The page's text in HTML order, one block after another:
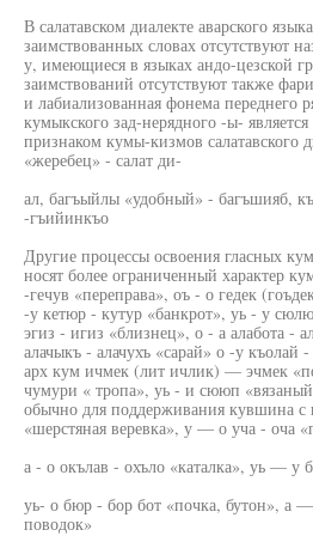
В салатавском диалекте аварского
заимствованных словах отсутствуют
у, имеющиеся в языках андо-цезской
заимствований отсутствуют также
и лабиализованная фонема переднего
кумыкского зад-нерядного -ы-
признаком кумы-кизмов салатавского
«жеребец» - салат ди-
ал, багъыйлы «удобный» - багъшияб,
-гъийинкъо
Другие процессы освоения гласных
носят более ограниченный характер
-гечув «переправа», оъ - о гедек
-у кетюр - кутур «банкрот», уь - у
эгиз - игиз «близнец», о - а алабота -
алачыкъ - алачухъ «сарай» о -у къолай
арх кум ичмек (лит ичлик) — эчмек
чумури « тропа», уь - и сююп
обычно для поддерживания кувшина с
«шерстяная веревка», у — о уча - оча
а - о окълав - охъло «каталка», уь — у
уь- о бюр - бор бот «почка, бутон», а
поводок»